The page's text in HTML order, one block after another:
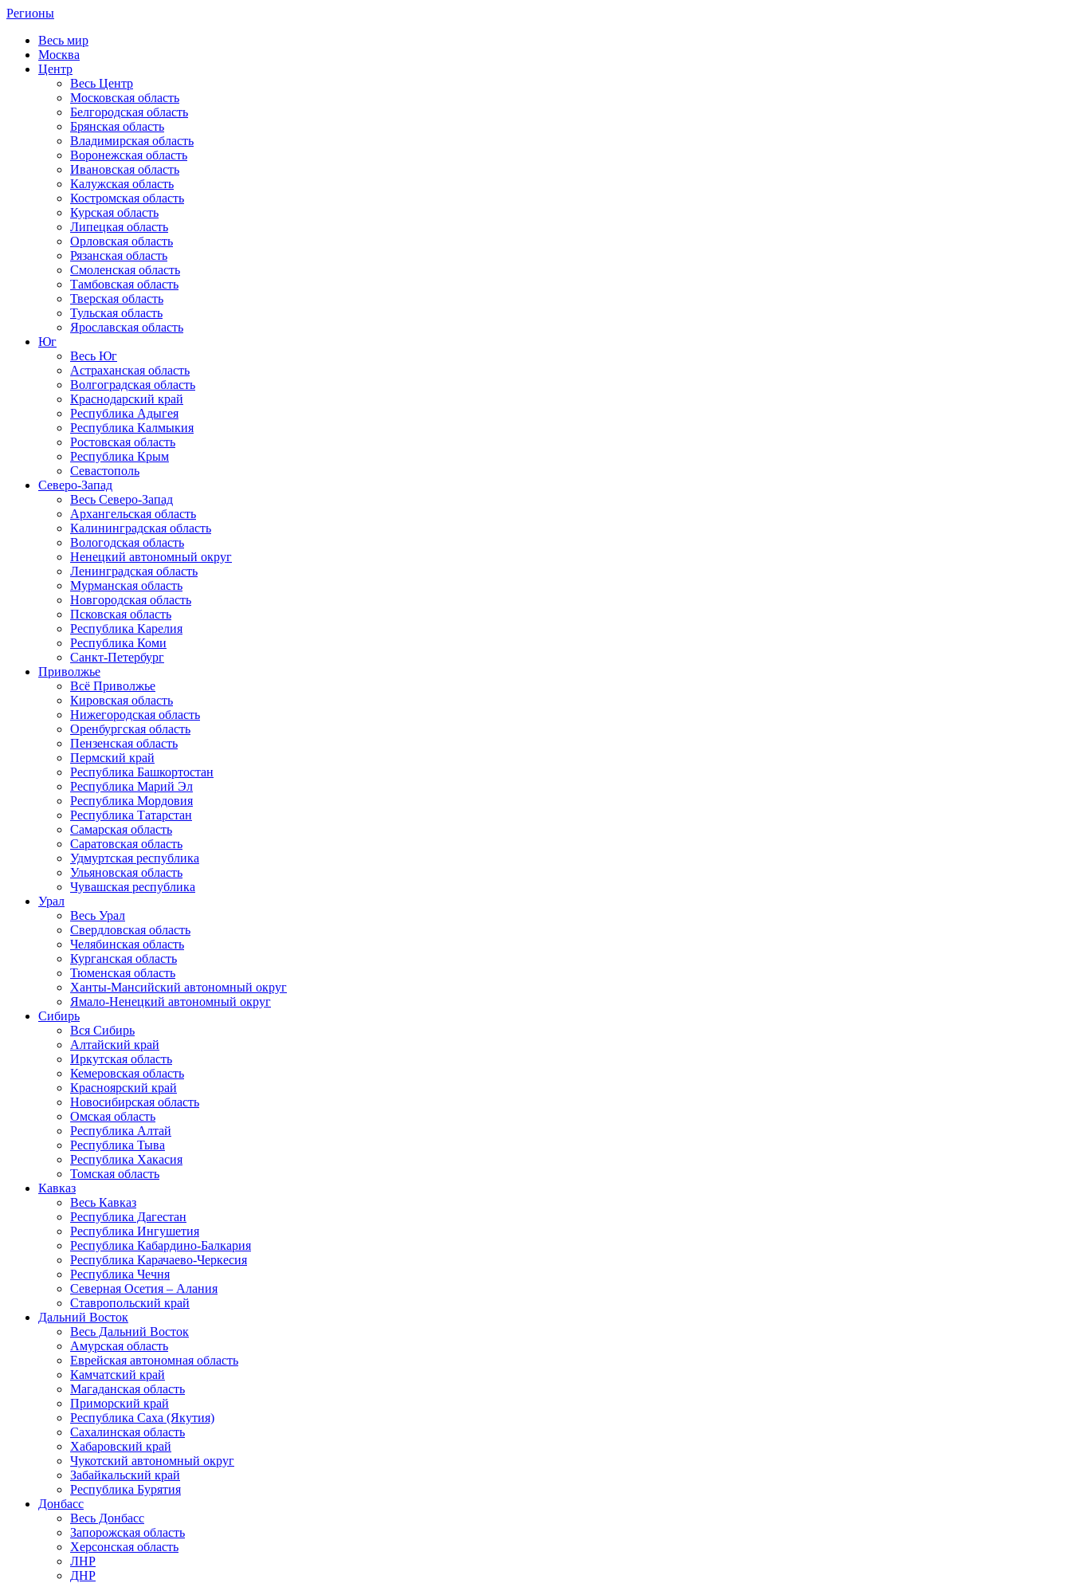
Регионы
Весь мир
Москва
Центр
Весь Центр
Московская область
Белгородская область
Брянская область
Владимирская область
Воронежская область
Ивановская область
Калужская область
Костромская область
Курская область
Липецкая область
Орловская область
Рязанская область
Смоленская область
Тамбовская область
Тверская область
Тульская область
Ярославская область
Юг
Весь Юг
Астраханская область
Волгоградская область
Краснодарский край
Республика Адыгея
Республика Калмыкия
Ростовская область
Республика Крым
Севастополь
Северо-Запад
Весь Северо-Запад
Архангельская область
Калининградская область
Вологодская область
Ненецкий автономный округ
Ленинградская область
Мурманская область
Новгородская область
Псковская область
Республика Карелия
Республика Коми
Санкт-Петербург
Приволжье
Всё Приволжье
Кировская область
Нижегородская область
Оренбургская область
Пензенская область
Пермский край
Республика Башкортостан
Республика Марий Эл
Республика Мордовия
Республика Татарстан
Самарская область
Саратовская область
Удмуртская республика
Ульяновская область
Чувашская республика
Урал
Весь Урал
Свердловская область
Челябинская область
Курганская область
Тюменская область
Ханты-Мансийский автономный округ
Ямало-Ненецкий автономный округ
Сибирь
Вся Сибирь
Алтайский край
Иркутская область
Кемеровская область
Красноярский край
Новосибирская область
Омская область
Республика Алтай
Республика Тыва
Республика Хакасия
Томская область
Кавказ
Весь Кавказ
Республика Дагестан
Республика Ингушетия
Республика Кабардино-Балкария
Республика Карачаево-Черкесия
Республика Чечня
Северная Осетия – Алания
Ставропольский край
Дальний Восток
Весь Дальний Восток
Амурская область
Еврейская автономная область
Камчатский край
Магаданская область
Приморский край
Республика Саха (Якутия)
Сахалинская область
Хабаровский край
Чукотский автономный округ
Забайкальский край
Республика Бурятия
Донбасс
Весь Донбасс
Запорожская область
Херсонская область
ЛНР
ДНР